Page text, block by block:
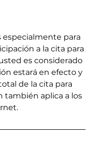
especialmente para
a la cita para
es considerado
estará en efecto y
de la cita para
también aplica a los